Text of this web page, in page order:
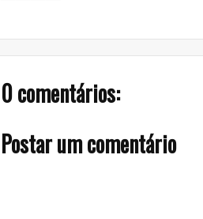
0 comentários:
Postar um comentário